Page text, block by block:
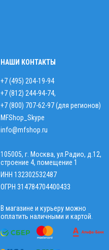
НАШИ КОНТАКТЫ
+7 (495) 204-19-94
+7 (812) 244-94-74,
+7 (800) 707-62-97 (для регионов)
MFShop_Skype
info@mfshop.ru
105005, г. Москва, ул.Радио, д.12,
строение 4, помещение 1
ИНН 132302532487
ОГРН 314784704400433
В магазине и курьеру можно
оплатить наличными и картой.